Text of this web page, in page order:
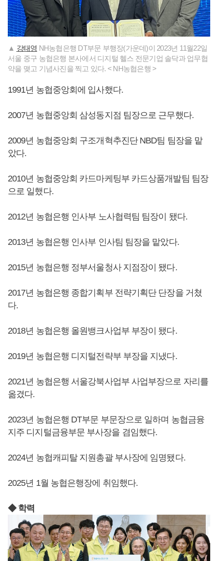
▲ 강태영 NH농협은행 DT부문 부행장(가운데)이 2023년 11월22일
서울 중구 농협은행 본사에서 디지털 헬스 전문기업 솔닥과 업무협
약을 맺고 기념사진을 찍고 있다. < NH농협은행 >
1991년 농협중앙회에 입사했다.
2007년 농협중앙회 삼성동지점 팀장으로 근무했다.
2009년 농협중앙회 구조개혁추진단 NBD팀 팀장을 맡
았다.
2010년 농협중앙회 카드마케팅부 카드상품개발팀 팀장
으로 일했다.
2012년 농협은행 인사부 노사협력팀 팀장이 됐다.
2013년 농협은행 인사부 인사팀 팀장을 맡았다.
2015년 농협은행 정부서울청사 지점장이 됐다.
2017년 농협은행 종합기획부 전략기획단 단장을 거쳤
다.
2018년 농협은행 올원뱅크사업부 부장이 됐다.
2019년 농협은행 디지털전략부 부장을 지냈다.
2021년 농협은행 서울강북사업부 사업부장으로 자리를
옮겼다.
2023년 농협은행 DT부문 부문장으로 일하며 농협금융
지주 디지털금융부문 부사장을 겸임했다.
2024년 농협캐피탈 지원총괄 부사장에 임명됐다.
2025년 1월 농협은행장에 취임했다.
◆ 학력